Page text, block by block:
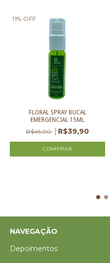
11% OFF
FLORAL SPRAY BUCAL
EMERGENCIAL 15ML
R$45,00 R$39,90
NAVEGAÇÃO
Depoimentos